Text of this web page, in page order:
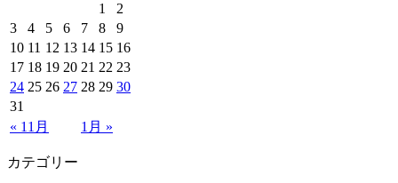
« 11月 1月 »
1
2
3
4 5 6 7 8
9
10 11 12 13 14 15 16
17 18 19 20 21 22 23
24 25 26 27 28 29 30
31
カテゴリー